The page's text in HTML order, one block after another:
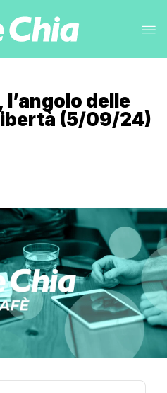
l’angolo delle
(5/09/24)